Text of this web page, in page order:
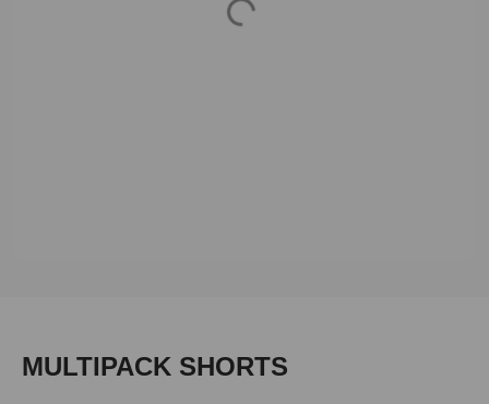
Produktgalerie überspringen
MULTIPACK SHORTS